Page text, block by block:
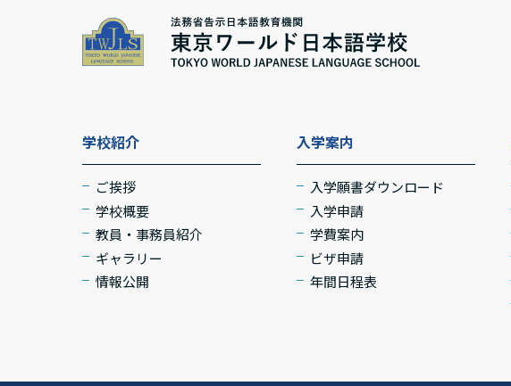
学校紹介
ご挨拶
学校概要
教員・事務員紹介
ギャラリー
情報公開
入学案内
入学願書ダウンロード
入学申請
学費案内
ビザ申請
年間日程表